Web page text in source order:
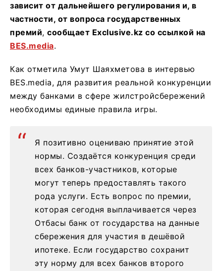
зависит от дальнейшего регулирования и, в
частности, от вопроса государственных
премий, сообщает Exclusive.kz со ссылкой на
BES.media.
Как отметила Умут Шаяхметова в интервью
BES.media, для развития реальной конкуренции
между банками в сфере жилстройсбережений
необходимы единые правила игры.
Я позитивно оцениваю принятие этой
нормы. Создаётся конкуренция среди
всех банков-участников, которые
могут теперь предоставлять такого
рода услуги. Есть вопрос по премии,
которая сегодня выплачивается через
Отбасы банк от государства на данные
сбережения для участия в дешёвой
ипотеке. Если государство сохранит
эту норму для всех банков второго